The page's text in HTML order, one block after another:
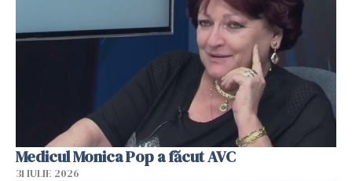
Medicul Monica Pop a făcut AVC
31 IULIE 2026